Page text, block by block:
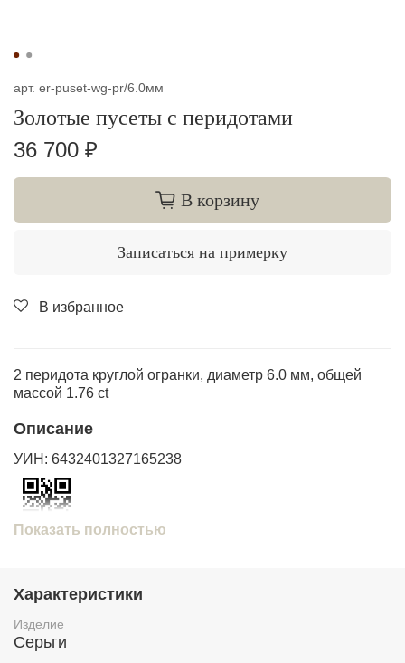
арт. er-puset-wg-pr/6.0мм
Золотые пусеты с перидотами
36 700 ₽
В корзину
Записаться на примерку
В избранное
2 перидота круглой огранки, диаметр 6.0 мм, общей
массой 1.76 ct
Описание
УИН: 6432401327165238
Показать полностью
Характеристики
Изделие
Серьги